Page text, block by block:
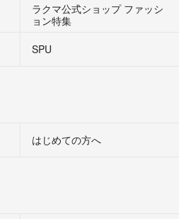
ラクマ公式ショップ ファッシ
ョン特集
SPU
はじめての方へ